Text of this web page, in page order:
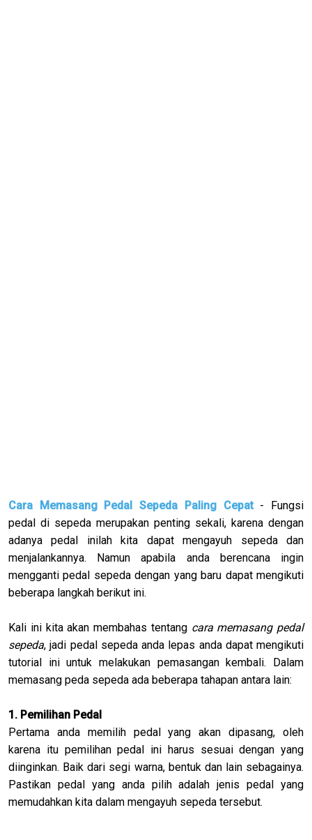
Cara Memasang Pedal Sepeda Paling Cepat- Fungsi
pedal di sepeda merupakan penting sekali, karena dengan
adanya pedal inilah kita dapat mengayuh sepeda dan
menjalankannya. Namun apabila anda berencana ingin
mengganti pedal sepeda dengan yang baru dapat mengikuti
beberapa langkah berikut ini.
Kali ini kita akan membahas tentang cara memasang pedal
sepeda, jadi pedal sepeda anda lepas anda dapat mengikuti
tutorial ini untuk melakukan pemasangan kembali. Dalam
memasang peda sepeda ada beberapa tahapan antara lain:
1. Pemilihan Pedal
Pertama anda memilih pedal yang akan dipasang, oleh
karena itu pemilihan pedal ini harus sesuai dengan yang
diinginkan. Baik dari segi warna, bentuk dan lain sebagainya.
Pastikan pedal yang anda pilih adalah jenis pedal yang
memudahkan kita dalam mengayuh sepeda tersebut.